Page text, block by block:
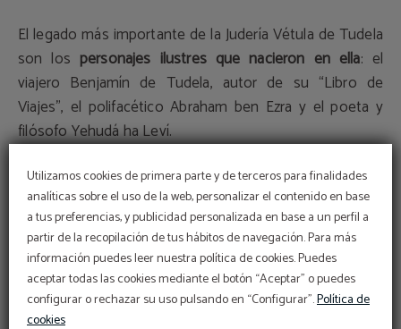
Utilizamos cookies de primera parte y de terceros para finalidades
analíticas sobre el uso de la web, personalizar el contenido en base
a tus preferencias, y publicidad personalizada en base a un perfil a
partir de la recopilación de tus hábitos de navegación. Para más
información puedes leer nuestra política de cookies. Puedes
aceptar todas las cookies mediante el botón “Aceptar” o puedes
configurar o rechazar su uso pulsando en “Configurar”.Política de
cookies
El legado más importante de la Judería Vétula de Tudela
son los personajes ilustres que nacieron en ella: el
viajero Benjamín de Tudela, autor de su “Libro de
Viajes”, el polifacético Abraham ben Ezra y el poeta y
filósofo Yehudá ha Leví.
Callejuelas estrechas, casas de adobe y ladrillo altas y
arrinconadas y fachadas que recuerdan a la decoración
mudéjar se extienden hasta el arco de la calle de
Benjamín para continuar laruta Judía de Tudela por la
plaza de la Vidahasta la calle Portal, y continuar el
recorrido hacia la Judería Nueva.